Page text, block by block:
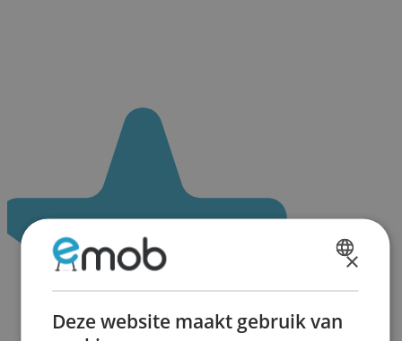
×
Deze website maakt gebruik van